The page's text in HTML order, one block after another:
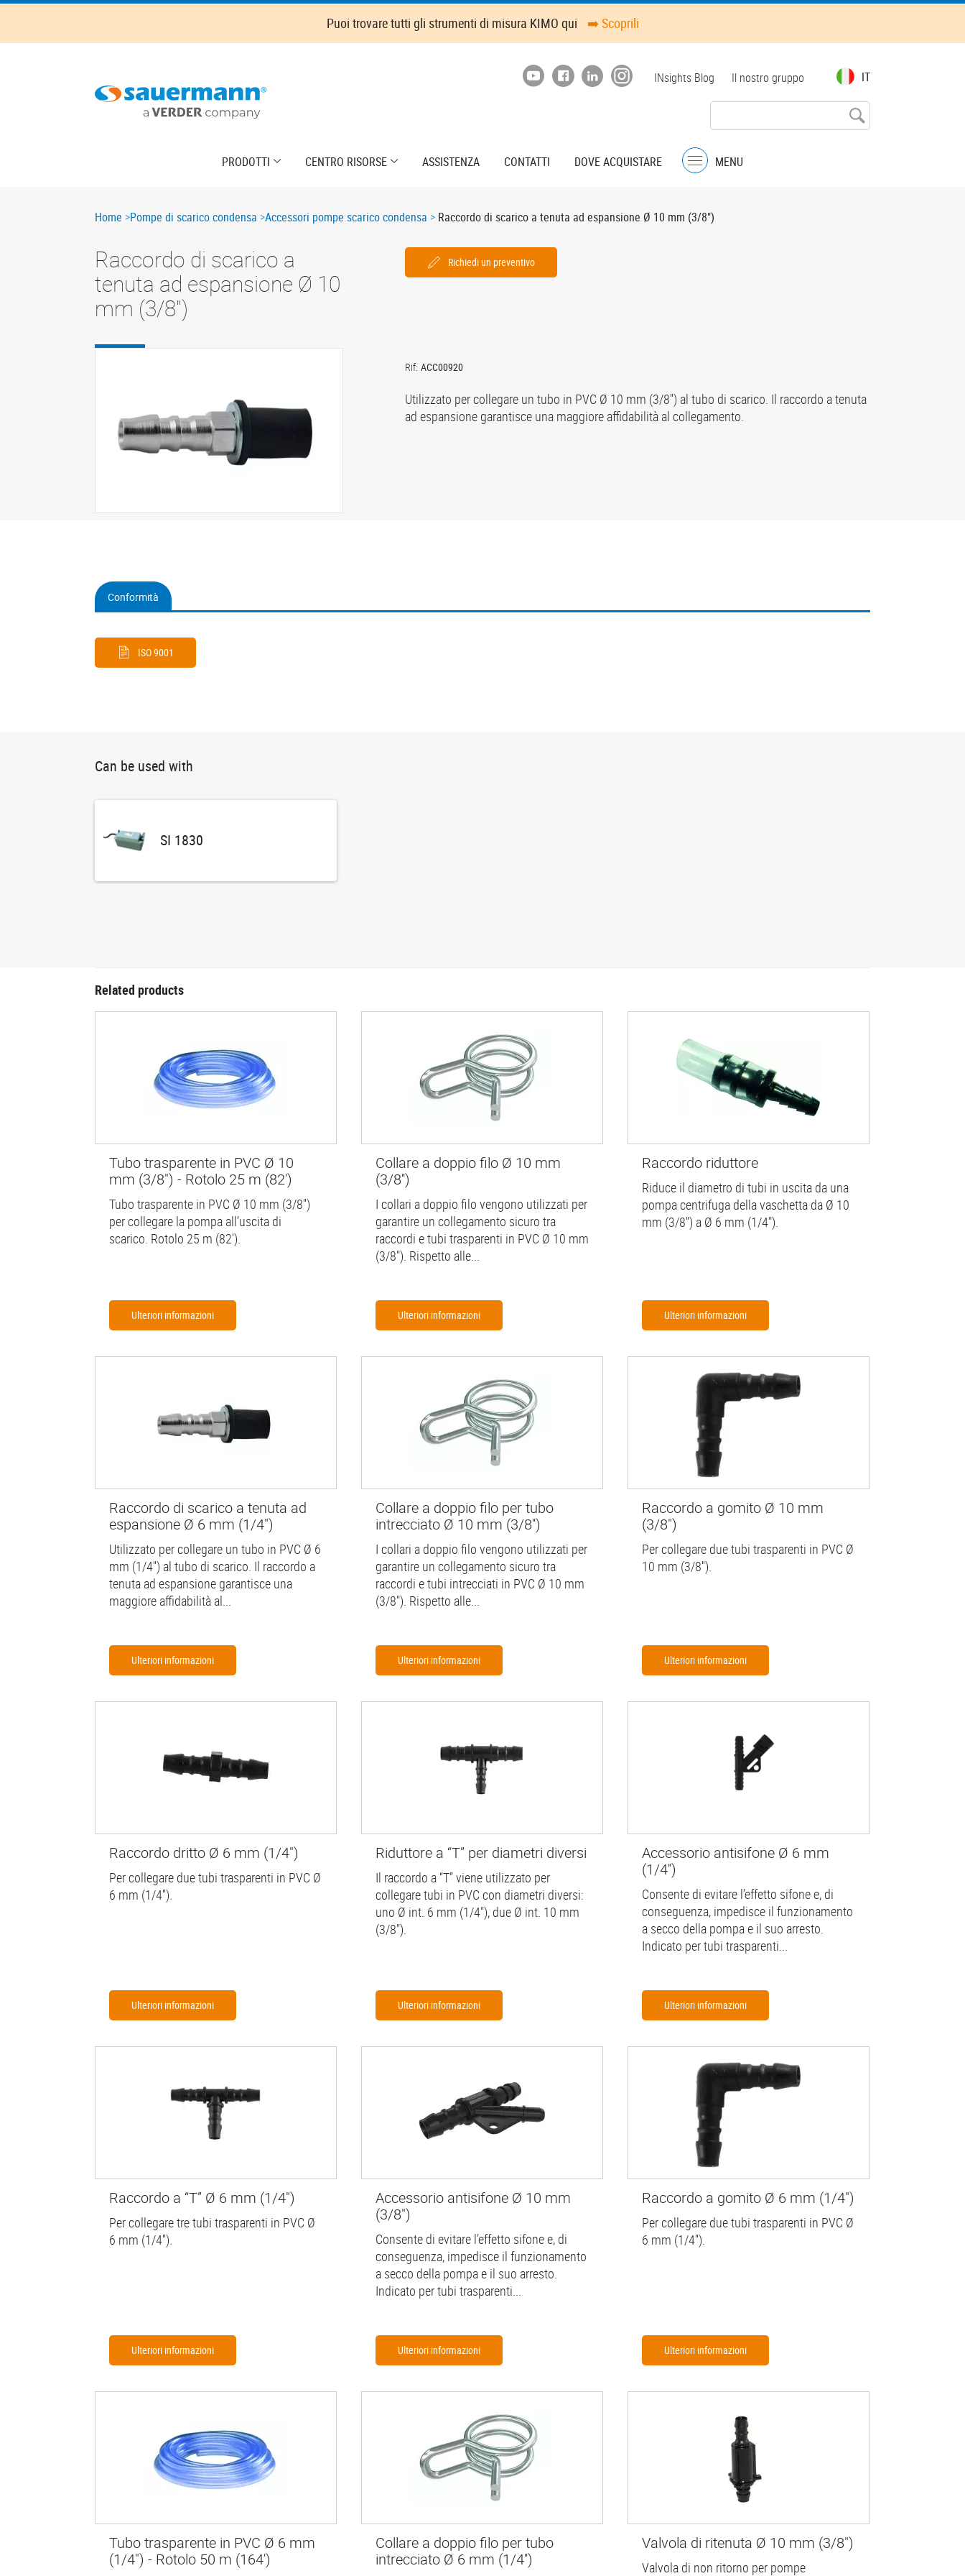
Skip
main
Puoi trovare tutti gli strumenti di misura KIMO qui ➡️ Scoprili
IT
Top
INsights Blog Il nostro gruppo
PRODOTTI CENTRO RISORSE ASSISTENZA CONTATTI
DOVE ACQUISTARE
Menu
MENU
Breadcrumb
Home Pompe di scarico condensa Accessori pompe scarico condensa Raccordo di scarico a tenuta ad espansione Ø 10 mm (3/8")
Raccordo di scarico a
tenuta ad espansione Ø 10
mm (3/8")
Richiedi un preventivo
Rif: ACC00920
Utilizzato per collegare un tubo in PVC Ø 10 mm (3/8'') al tubo di scarico. Il raccordo a tenuta
ad espansione garantisce una maggiore affidabilità al collegamento.
Conformità
(active
ISO 9001
Can be used with
SI 1830
Related products
Tubo trasparente in PVC Ø 10
mm (3/8") - Rotolo 25 m (82')
Tubo trasparente in PVC Ø 10 mm (3/8'')
per collegare la pompa all’uscita di
scarico. Rotolo 25 m (82').
Ulteriori informazioni
Collare a doppio filo Ø 10 mm
(3/8'')
I collari a doppio filo vengono utilizzati per
garantire un collegamento sicuro tra
raccordi e tubi trasparenti in PVC Ø 10 mm
(3/8"). Rispetto alle...
Ulteriori informazioni
Raccordo riduttore
Riduce il diametro di tubi in uscita da una
pompa centrifuga della vaschetta da Ø 10
mm (3/8'') a Ø 6 mm (1/4").
Ulteriori informazioni
Raccordo di scarico a tenuta ad
espansione Ø 6 mm (1/4")
Utilizzato per collegare un tubo in PVC Ø 6
mm (1/4'') al tubo di scarico. Il raccordo a
tenuta ad espansione garantisce una
maggiore affidabilità al...
Ulteriori informazioni
Collare a doppio filo per tubo
intrecciato Ø 10 mm (3/8'')
I collari a doppio filo vengono utilizzati per
garantire un collegamento sicuro tra
raccordi e tubi intrecciati in PVC Ø 10 mm
(3/8"). Rispetto alle...
Ulteriori informazioni
Raccordo a gomito Ø 10 mm
(3/8")
Per collegare due tubi trasparenti in PVC Ø
10 mm (3/8'').
Ulteriori informazioni
Raccordo dritto Ø 6 mm (1/4")
Per collegare due tubi trasparenti in PVC Ø
6 mm (1/4'').
Ulteriori informazioni
Riduttore a “T” per diametri diversi
Il raccordo a “T” viene utilizzato per
collegare tubi in PVC con diametri diversi:
uno Ø int. 6 mm (1/4"), due Ø int. 10 mm
(3/8").
Ulteriori informazioni
Accessorio antisifone Ø 6 mm
(1/4'')
Consente di evitare l’effetto sifone e, di
conseguenza, impedisce il funzionamento
a secco della pompa e il suo arresto.
Indicato per tubi trasparenti...
Ulteriori informazioni
Raccordo a “T” Ø 6 mm (1/4")
Per collegare tre tubi trasparenti in PVC Ø
6 mm (1/4'').
Ulteriori informazioni
Accessorio antisifone Ø 10 mm
(3/8")
Consente di evitare l’effetto sifone e, di
conseguenza, impedisce il funzionamento
a secco della pompa e il suo arresto.
Indicato per tubi trasparenti...
Ulteriori informazioni
Raccordo a gomito Ø 6 mm (1/4")
Per collegare due tubi trasparenti in PVC Ø
6 mm (1/4'').
Ulteriori informazioni
Tubo trasparente in PVC Ø 6 mm
(1/4") - Rotolo 50 m (164')
Collare a doppio filo per tubo
intrecciato Ø 6 mm (1/4'')
Valvola di ritenuta Ø 10 mm (3/8")
Valvola di non ritorno per pompe